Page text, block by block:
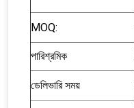
MOQ:
পারিশ্রমিক
ডেলিভারি সময়